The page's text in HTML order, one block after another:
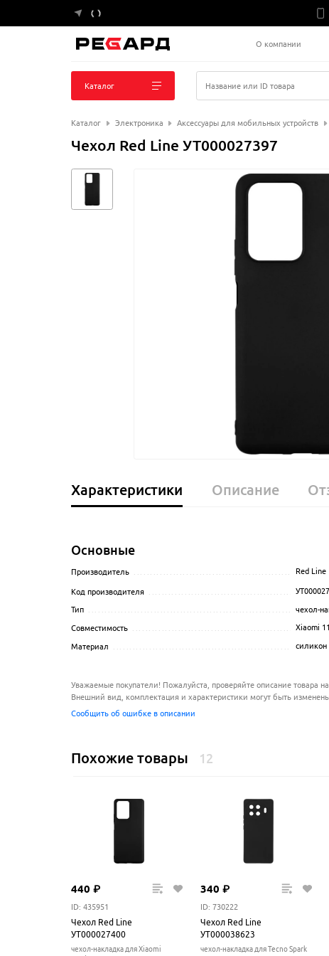
О компании
Каталог Название или ID товара
Каталог Электроника Аксессуары для мобильных устройств
Чехол Red Line УТ000027397
Характеристики Описание
Основные
Производитель Red Line
Код производителя
Тип чехол-
Совместимость Xiaomi
Материал силикон
Уважаемые покупатели! Пожалуйста, проверяйте описание товара
Внешний вид, комплектация и характеристики могут быть
Сообщить об ошибке в описании
Похожие товары 12
440 ₽
ID: 435951
Чехол Red Line
УТ000027400
чехол-накладка для Xiaomi
340 ₽
ID: 730222
Чехол Red Line
УТ000038623
чехол-накладка для Tecno Spark